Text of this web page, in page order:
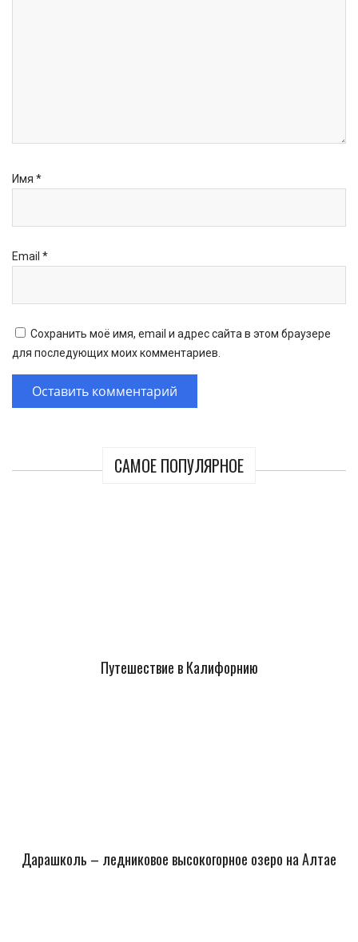
САМОЕ ПОПУЛЯРНОЕ
Путешествие в Калифорнию
Дарашколь – ледниковое высокогорное озеро на Алтае
Имя *
Email *
Сохранить моё имя, email и адрес сайта в этом браузере
для последующих моих комментариев.